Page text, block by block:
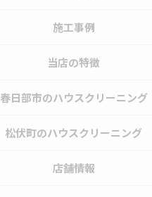
施工事例
当店の特徴
春日部市のハウスクリーニング
松伏町のハウスクリーニング
店舗情報